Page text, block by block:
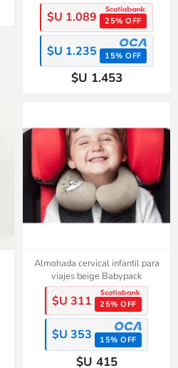
$U 1.089 25% OFF
$U 1.235 15% OFF
$U 1.453
Almohada cervical infantil para
viajes beige Babypack
$U 311 25% OFF
$U 353 15% OFF
$U 415